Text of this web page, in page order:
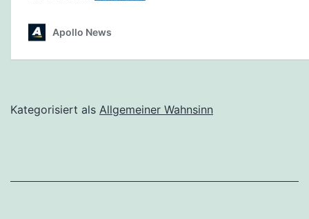
Kategorisiert als Allgemeiner Wahnsinn